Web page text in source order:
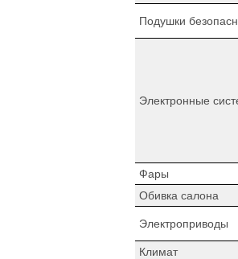
Подушки
Электронные
Фары
Обивка салона
Электроприводы
Климат